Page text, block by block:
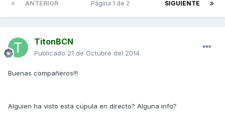
ANTERIOR SIGUIENTE
Página 1 de 2
TitonBCN
Publicado 21 de Octubre del 2014
Buenas compañeros!!!
Alguien ha visto esta cúpula en directo? Alguna info?